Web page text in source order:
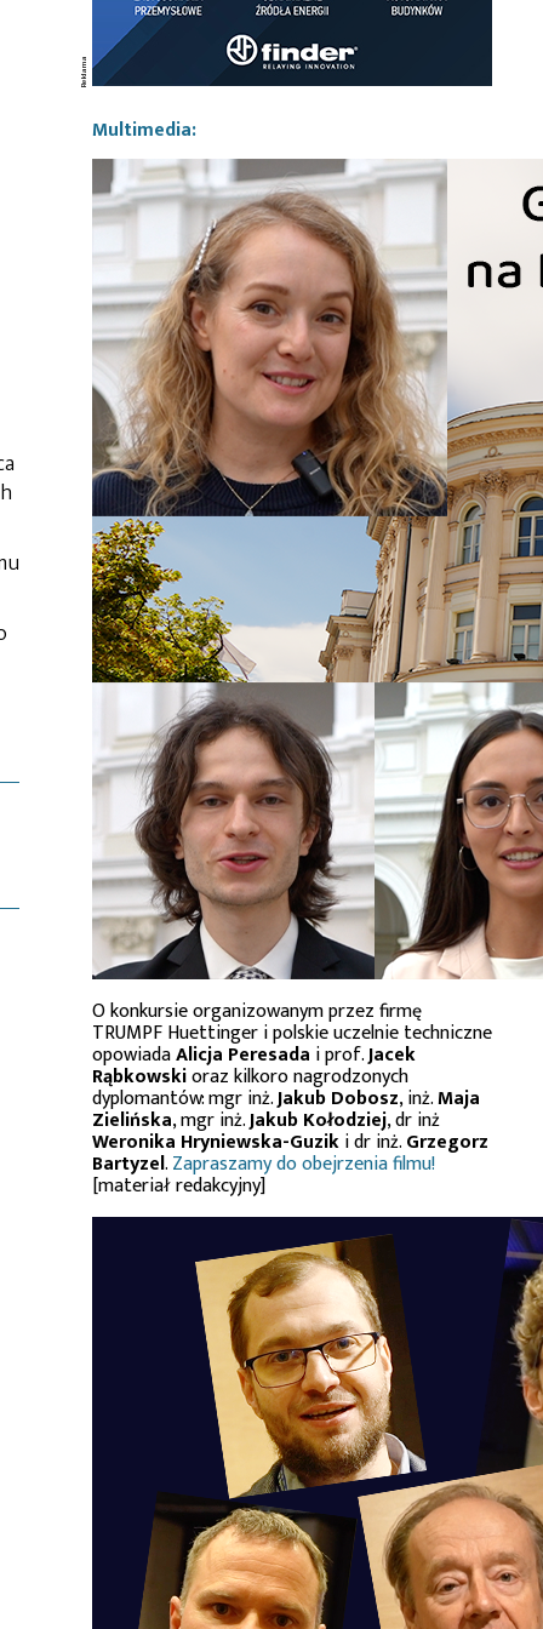
Multimedia:
O konkursie organizowanym przez firmę
TRUMPF Huettinger i polskie uczelnie techniczne
opowiadaAlicja Peresada i prof.Jacek
Rąbkowskioraz kilkoro nagrodzonych
dyplomantów: mgr inż.Jakub Dobosz, inż.Maja
Zielińska, mgr inż.Jakub Kołodziej, dr inż
Weronika Hryniewska-Guziki dr inż.Grzegorz
Bartyzel.Zapraszamy do obejrzenia filmu!
[materiał redakcyjny]